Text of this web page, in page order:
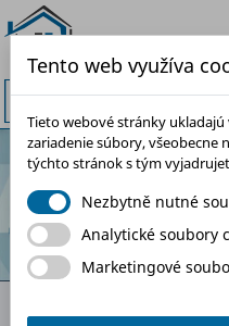
Tento web využíva
Tieto webové stránky ukladajú
zariadenie súbory, všeobecne
týchto stránok s tým
Nezbytně nutné
Analytické soubory
Marketingové